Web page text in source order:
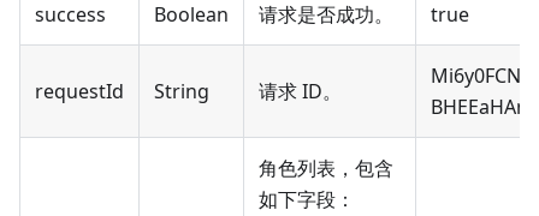
success Boolean 请求是否成功。 true
requestId String 请求 ID。
Mi6y0FCN-
角色列表，包含
如下字段：